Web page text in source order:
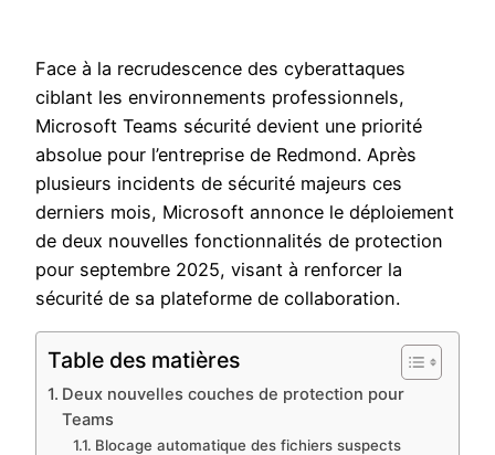
Face à la recrudescence des cyberattaques
ciblant les environnements professionnels,
Microsoft Teams sécurité devient une priorité
absolue pour l’entreprise de Redmond. Après
plusieurs incidents de sécurité majeurs ces
derniers mois, Microsoft annonce le déploiement
de deux nouvelles fonctionnalités de protection
pour septembre 2025, visant à renforcer la
sécurité de sa plateforme de collaboration.
Table des matières
Deux nouvelles couches de protection pour
Teams
Blocage automatique des fichiers suspects